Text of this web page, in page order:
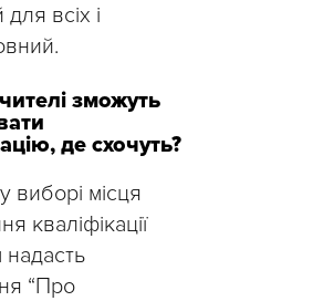
всіх і
зможуть
де схочуть?
виборі місця
кваліфікації
“Про